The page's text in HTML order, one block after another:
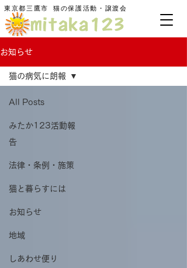
東京都三鷹市 ​猫の保護活動・譲渡会
お知らせ
All Posts
みたか123活動報
告
法律・条例・施策
猫と暮らすには
お知らせ
地域
しあわせ便り
猫の病気に朗報